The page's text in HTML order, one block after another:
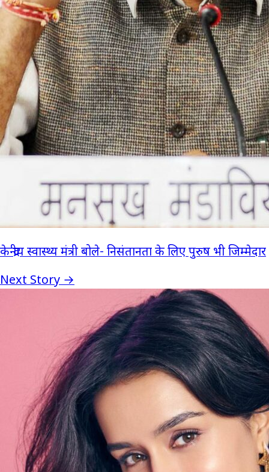
केन्द्रीय स्वास्थ्य मंत्री बोले- निसंतानता के लिए पुरुष भी जिम्मेदार
Next Story →